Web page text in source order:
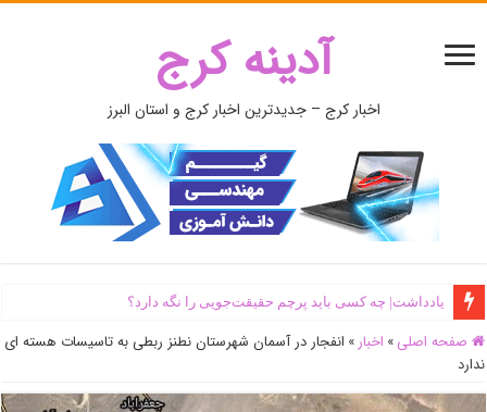
آدینه کرج
اخبار کرج – جدیدترین اخبار کرج و استان البرز
یادداشت| ‌چه کسی باید پرچم حقیقت‌جویی را نگه دارد؟
صفحه اصلی » اخبار » انفجار در آسمان شهرستان نطنز ربطی به تاسیسات هسته ای
ندارد